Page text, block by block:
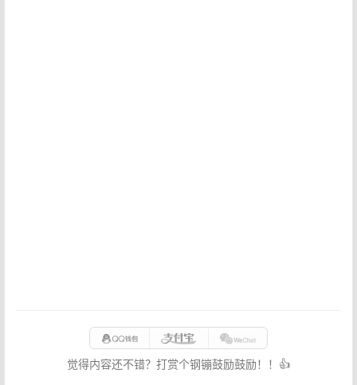
觉得内容还不错？打赏个钢镚鼓励鼓励！！👍